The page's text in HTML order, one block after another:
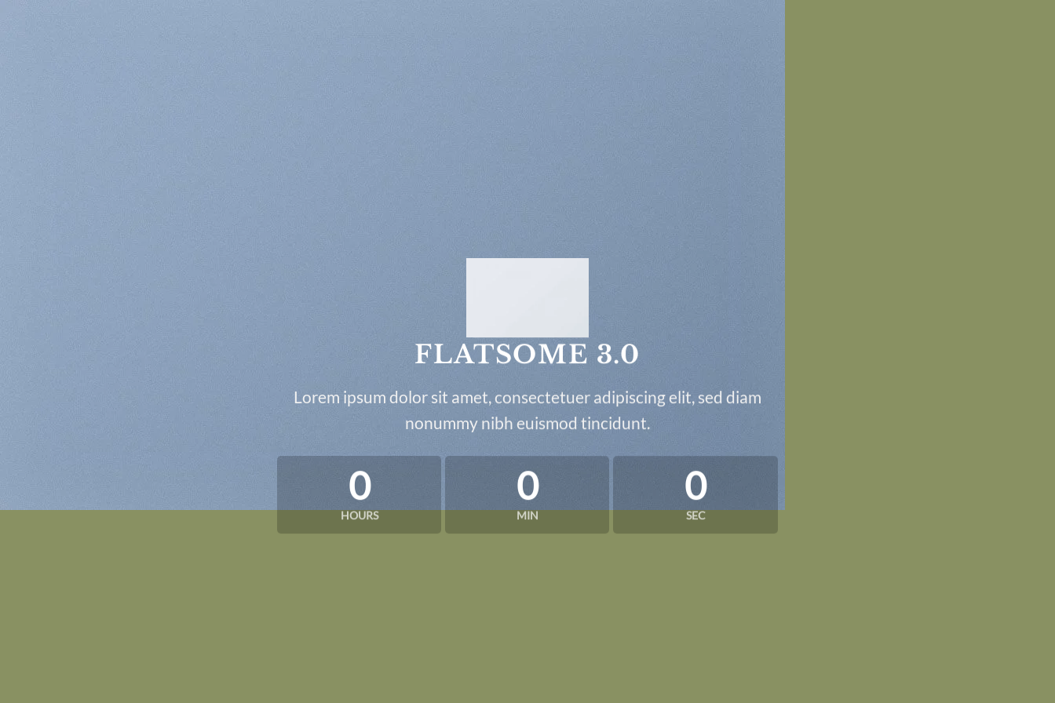
FLATSOME 3.0
Lorem ipsum dolor sit amet, consectetuer adipiscing elit, sed diam
nonummy nibh euismod tincidunt.
0
HOURS
0
MIN
0
SEC